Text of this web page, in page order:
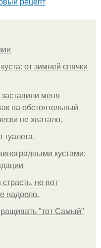
от зимней спячки
меня
на обстоятельный
не хватало.
туалета.
кустами:
но вот
надоело.
"тот Самый"